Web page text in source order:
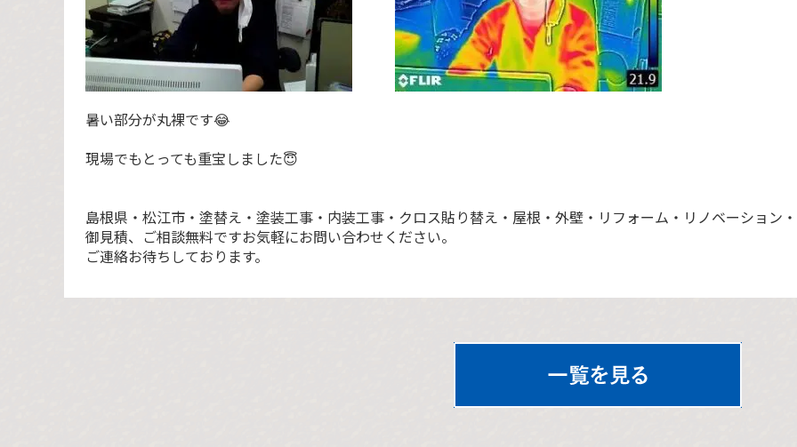
暑い部分が丸裸です😂
現場でもとっても重宝しました😇
島根県・松江市・塗替え・塗装工事・内装工事・クロス貼り替え・屋根・外壁・リフォーム・リノベーション
御見積、ご相談無料ですお気軽にお問い合わせください。
ご連絡お待ちしております。